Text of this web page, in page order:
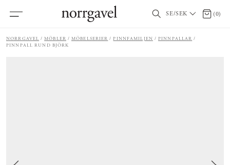
SE/SEK 0 (0)
NORRGAVEL MÖBLER MÖBELSERIER PINNFAMILJEN
PINNPALLAR
PINNPALL RUND BJÖRK